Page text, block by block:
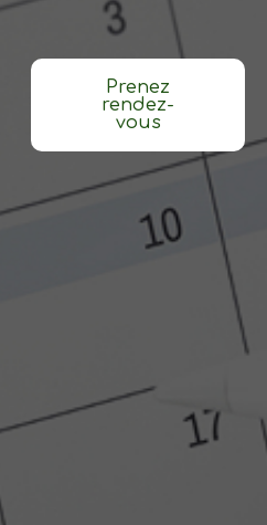
Prenez
rendez-
vous